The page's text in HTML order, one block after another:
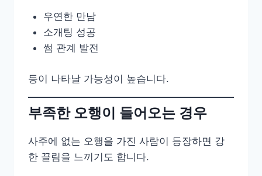
우연한 만남
소개팅 성공
썸 관계 발전
등이 나타날 가능성이 높습니다.
부족한 오행이 들어오는 경우
사주에 없는 오행을 가진 사람이 등장하면 강
한 끌림을 느끼기도 합니다.